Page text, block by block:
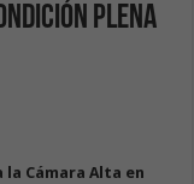
plena
Cámara Alta en